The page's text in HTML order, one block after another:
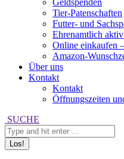
Geldspenden
Tier-Patenschaften
Futter- und
Ehrenamtlich
Online einkaufen
Amazon-
Über uns
Kontakt
Kontakt
Öffnungszeiten
Search:
SUCHE